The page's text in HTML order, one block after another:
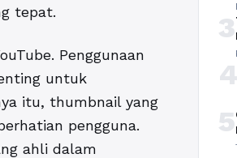
tepat.
Penggunaan
untuk
itu, thumbnail yang
pengguna.
ahli dalam
3
4
5